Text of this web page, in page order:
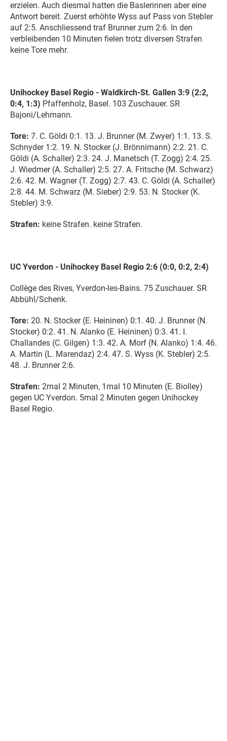
erzielen. Auch diesmal hatten die Baslerinnen aber eine
Antwort bereit. Zuerst erhöhte Wyss auf Pass von Stebler
auf 2:5. Anschliessend traf Brunner zum 2:6. In den
verbleibenden 10 Minuten fielen trotz diversen Strafen
keine Tore mehr.
Unihockey Basel Regio - Waldkirch-St. Gallen 3:9 (2:2,
0:4, 1:3) Pfaffenholz, Basel. 103 Zuschauer. SR
Bajoni/Lehmann.
Tore: 7. C. Göldi 0:1. 13. J. Brunner (M. Zwyer) 1:1. 13. S.
Schnyder 1:2. 19. N. Stocker (J. Brönnimann) 2:2. 21. C.
Göldi (A. Schaller) 2:3. 24. J. Manetsch (T. Zogg) 2:4. 25.
J. Wiedmer (A. Schaller) 2:5. 27. A. Fritsche (M. Schwarz)
2:6. 42. M. Wagner (T. Zogg) 2:7. 43. C. Göldi (A. Schaller)
2:8. 44. M. Schwarz (M. Sieber) 2:9. 53. N. Stocker (K.
Stebler) 3:9.
Strafen: keine Strafen. keine Strafen.
UC Yverdon - Unihockey Basel Regio 2:6 (0:0, 0:2, 2:4)
Collège des Rives, Yverdon-les-Bains. 75 Zuschauer. SR
Abbühl/Schenk.
Tore: 20. N. Stocker (E. Heininen) 0:1. 40. J. Brunner (N.
Stocker) 0:2. 41. N. Alanko (E. Heininen) 0:3. 41. I.
Challandes (C. Gilgen) 1:3. 42. A. Morf (N. Alanko) 1:4. 46.
A. Martin (L. Marendaz) 2:4. 47. S. Wyss (K. Stebler) 2:5.
48. J. Brunner 2:6.
Strafen: 2mal 2 Minuten, 1mal 10 Minuten (E. Biolley)
gegen UC Yverdon. 5mal 2 Minuten gegen Unihockey
Basel Regio.